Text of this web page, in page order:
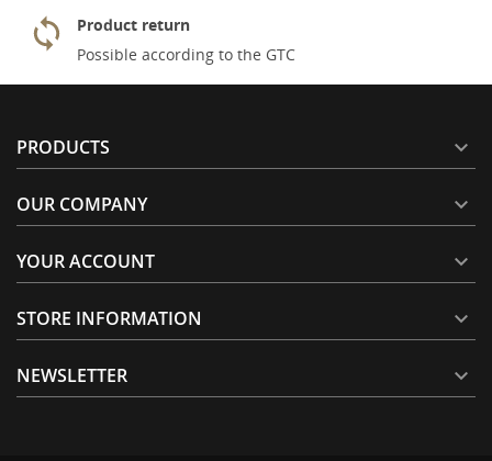
Product return
Possible according to the GTC
PRODUCTS 
OUR COMPANY 
YOUR ACCOUNT 
STORE INFORMATION 
NEWSLETTER 